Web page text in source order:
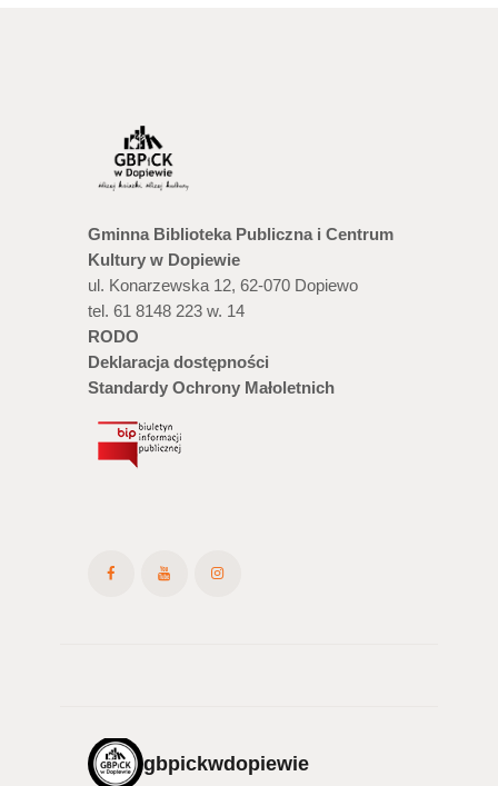
Gminna Biblioteka Publiczna i Centrum
Kultury w Dopiewie
ul. Konarzewska 12, 62-070 Dopiewo
tel. 61 8148 223 w. 14
RODO
Deklaracja dostępności
Standardy Ochrony Małoletnich
gbpickwdopiewie